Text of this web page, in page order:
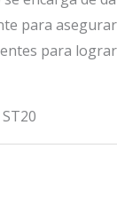
para
para